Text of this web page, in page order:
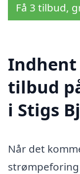
Få 3 tilbud,
tilbud
i Stigs
Når det
strømpeforing